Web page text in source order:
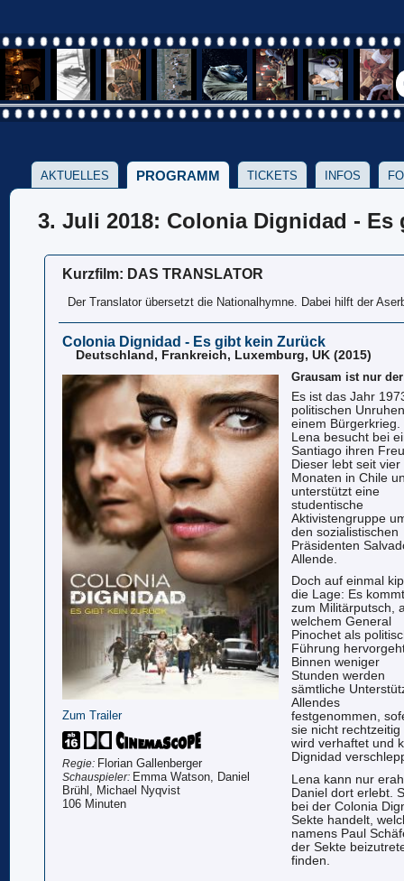
AKTUELLES PROGRAMM TICKETS INFOS
3. Juli 2018: Colonia Dignidad -
Kurzfilm: DAS TRANSLATOR
Der Translator übersetzt die Nationalhymne. Dabei hilft der
Colonia Dignidad - Es gibt kein Zurück
Deutschland, Frankreich, Luxemburg, UK (2015)
Zum Trailer
Regie: Florian Gallenberger
Schauspieler: Emma Watson, Daniel
Brühl, Michael Nyqvist
106 Minuten
Grausam ist nur
Es ist das Jahr
politischen
einem
Lena besucht bei
Santiago ihren
Dieser lebt seitvier
Monaten in Chile
unterstützt eine
studentische
Aktivistengruppe
den sozialistischen
Präsidenten
Allende.
Doch auf einmal
die Lage: Es
zum Militärputsch,
welchem General
Pinochet als
Führung
Binnen weniger
Stunden werden
sämtliche
Allendes
festgenommen,
sie nicht
wird verhaftet und
Dignidad
Lena kann nur
Daniel dort erlebt.
bei der Colonia
Sekte handelt,
namens Paul
der Sekte
finden.